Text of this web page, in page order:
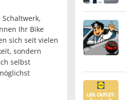
Ihr Bike
sich seit vielen
sondern
selbst